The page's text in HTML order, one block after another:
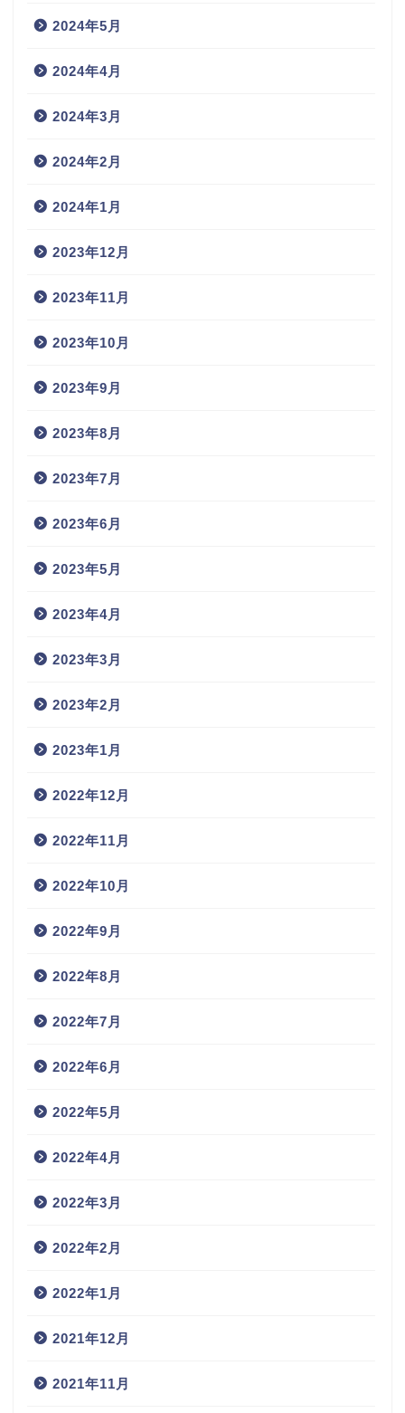
2024年5月
2024年4月
2024年3月
2024年2月
2024年1月
2023年12月
2023年11月
2023年10月
2023年9月
2023年8月
2023年7月
2023年6月
2023年5月
2023年4月
2023年3月
2023年2月
2023年1月
2022年12月
2022年11月
2022年10月
2022年9月
2022年8月
2022年7月
2022年6月
2022年5月
2022年4月
2022年3月
2022年2月
2022年1月
2021年12月
2021年11月